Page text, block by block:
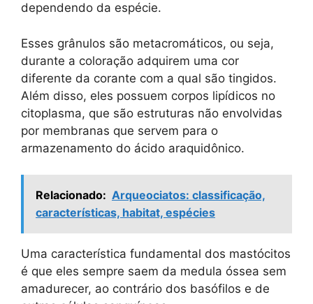
dependendo da espécie.
Esses grânulos são metacromáticos, ou seja,
durante a coloração adquirem uma cor
diferente da corante com a qual são tingidos.
Além disso, eles possuem corpos lipídicos no
citoplasma, que são estruturas não envolvidas
por membranas que servem para o
armazenamento do ácido araquidônico.
Relacionado: Arqueociatos: classificação,
características, habitat, espécies
Uma característica fundamental dos mastócitos
é que eles sempre saem da medula óssea sem
amadurecer, ao contrário dos basófilos e de